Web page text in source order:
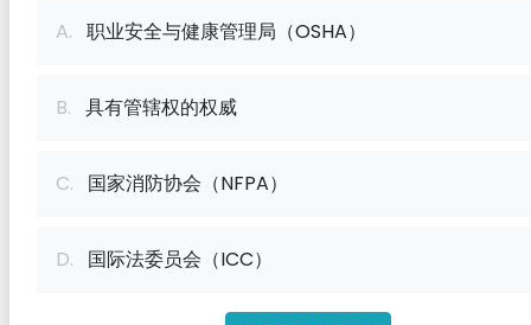
A. 职业安全与健康管理局（OSHA）
B. 具有管辖权的权威
C. 国家消防协会（NFPA）
D. 国际法委员会（ICC）